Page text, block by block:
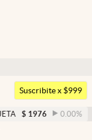
Argentina
Suscribite x $999
0.00 % DÓLAR